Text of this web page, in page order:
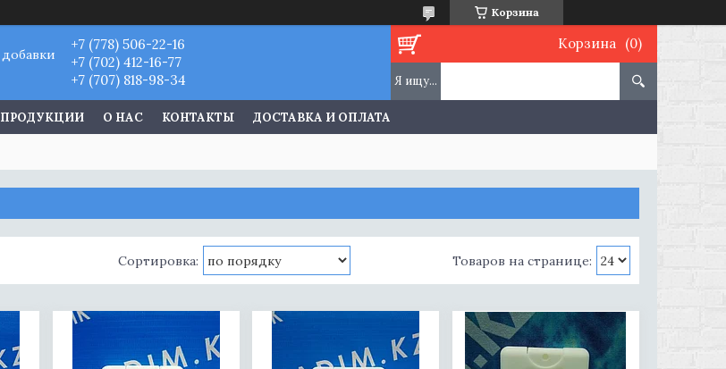
Корзина
+7 (778) 506-22-16
+7 (702) 412-16-77
+7 (707) 818-98-34
Корзина
ПРОДУКЦИИ О НАС КОНТАКТЫ ДОСТАВКА И ОПЛАТА